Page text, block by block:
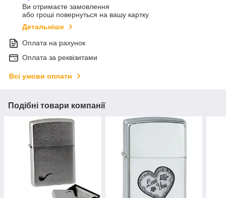
Ви отримаєте замовлення
або гроші повернуться на вашу картку
Детальніше
Оплата на рахунок
Оплата за реквізитами
Всі умови оплати
Подібні товари компанії